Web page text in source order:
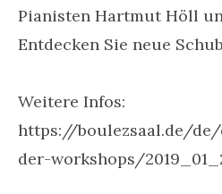
Pianisten Hartmut Höll
Entdecken Sie neue
Weitere Infos:
https://boulezsaal.de/
der-workshops/